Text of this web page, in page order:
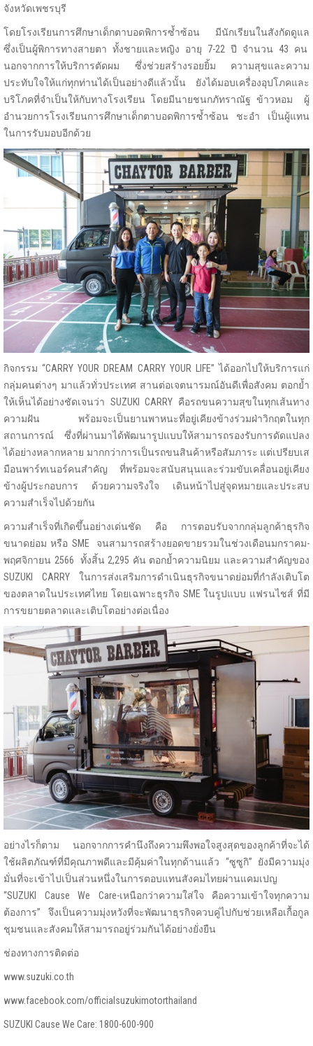
จังหวัดเพชรบุรี
โดยโรงเรียนการศึกษาเด็กตาบอดพิการซ้ำซ้อน มีนักเรียนในสังกัดดูแล
ซึ่งเป็นผู้พิการทางสายตา ทั้งชายและหญิง อายุ 7-22 ปี จำนวน 43 คน
นอกจากการให้บริการตัดผม ซึ่งช่วยสร้างรอยยิ้ม ความสุขและความ
ประทับใจให้แก่ทุกท่านได้เป็นอย่างดีแล้วนั้น ยังได้มอบเครื่องอุปโภคและ
บริโภคที่จำเป็นให้กับทางโรงเรียน โดยมีนายชนกภัทราณัฐ ข้าวหอม ผู้
อำนวยการโรงเรียนการศึกษาเด็กตาบอดพิการซ้ำซ้อน ชะอำ เป็นผู้แทน
ในการรับมอบอีกด้วย
กิจกรรม “CARRY YOUR DREAM CARRY YOUR LIFE” ได้ออกไปให้บริการแก่
กลุ่มคนต่างๆ มาแล้วทั่วประเทศ สานต่อเจตนารมณ์อันดีเพื่อสังคม ตอกย้ำ
ให้เห็นได้อย่างชัดเจนว่า SUZUKI CARRY คือรถขนความสุขในทุกเส้นทาง
ความฝัน พร้อมจะเป็นยานพาหนะที่อยู่เคียงข้างร่วมฝ่าวิกฤตในทุก
สถานการณ์ ซึ่งที่ผ่านมาได้พัฒนารูปแบบให้สามารถรองรับการดัดแปลง
ได้อย่างหลากหลาย มากกว่าการเป็นรถขนสินค้าหรือสัมภาระ แต่เปรียบเส
มือนพาร์ทเนอร์คนสำคัญ ที่พร้อมจะสนับสนุนและร่วมขับเคลื่อนอยู่เคียง
ข้างผู้ประกอบการ ด้วยความจริงใจ เดินหน้าไปสู่จุดหมายและประสบ
ความสำเร็จไปด้วยกัน
ความสำเร็จที่เกิดขึ้นอย่างเด่นชัด คือ การตอบรับจากกลุ่มลูกค้าธุรกิจ
ขนาดย่อม หรือ SME จนสามารถสร้างยอดขายรวมในช่วงเดือนมกราคม-
พฤศจิกายน 2566 ทั้งสิ้น 2,295 คัน ตอกย้ำความนิยม และความสำคัญของ
SUZUKI CARRY ในการส่งเสริมการดำเนินธุรกิจขนาดย่อมที่กำลังเติบโต
ของตลาดในประเทศไทย โดยเฉพาะธุรกิจ SME ในรูปแบบ แฟรนไชส์ ที่มี
การขยายตลาดและเติบโตอย่างต่อเนื่อง
อย่างไรก็ตาม นอกจากการคำนึงถึงความพึงพอใจสูงสุดของลูกค้าที่จะได้
ใช้ผลิตภัณฑ์ที่มีคุณภาพดีและมีคุ้มค่าในทุกด้านแล้ว “ซูซูกิ” ยังมีความมุ่ง
มั่นที่จะเข้าไปเป็นส่วนหนึ่งในการตอบแทนสังคมไทยผ่านแคมเปญ
“SUZUKI Cause We Care-เหนือกว่าความใส่ใจ คือความเข้าใจทุกความ
ต้องการ” จึงเป็นความมุ่งหวังที่จะพัฒนาธุรกิจควบคู่ไปกับช่วยเหลือเกื้อกูล
ชุมชนและสังคมให้สามารถอยู่ร่วมกันได้อย่างยั่งยืน
ช่องทางการติดต่อ
www.suzuki.co.th
www.facebook.com/officialsuzukimotorthailand
SUZUKI Cause We Care: 1800-600-900